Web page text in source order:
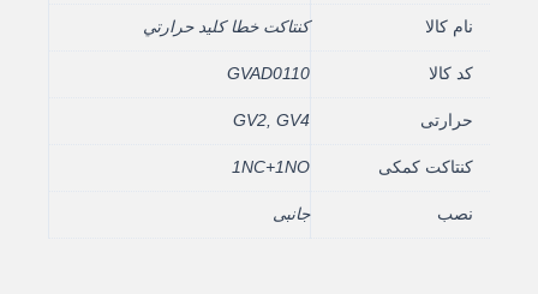
نام کالا کنتاکت خطا کليد حرارتي
کد کالا GVAD0110
حرارتی GV2, GV4
کنتاکت کمکی 1NC+1NO
نصب جانبی